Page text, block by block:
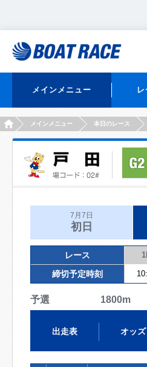
メインメニュー
HOMEメインメニュー 本日のレース
7月7日
初日
レース
締切予定時刻
予選 1800m
出走表 オッズ